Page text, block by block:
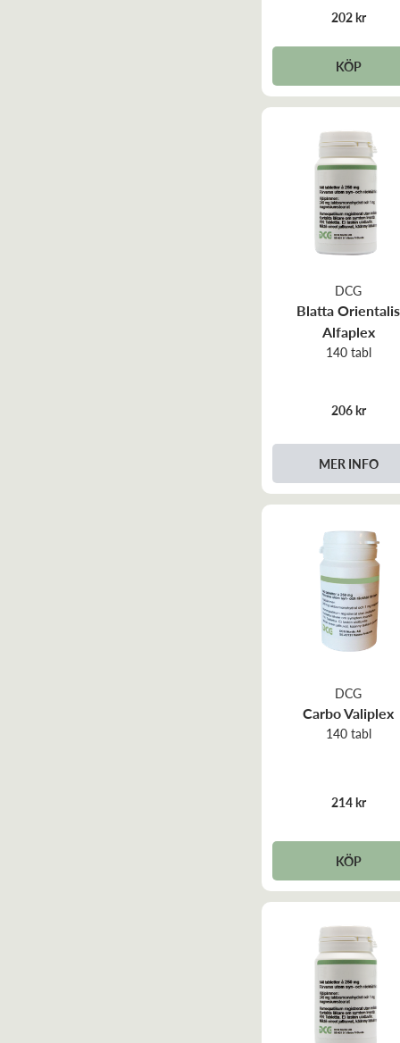
202 kr
KÖP
DCG
Blatta Orientalis
Alfaplex
140 tabl
206 kr
MER INFO
DCG
Carbo Valiplex
140 tabl
214 kr
KÖP